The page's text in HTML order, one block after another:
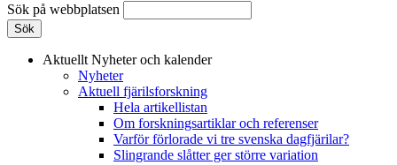
Sök på webbplatsen
Aktuellt Nyheter och kalender
Nyheter
Aktuell fjärilsforskning
Hela artikellistan
Om forskningsartiklar och referenser
Varför förlorade vi tre svenska dagfjärilar?
Slingrande slåtter ger större variation